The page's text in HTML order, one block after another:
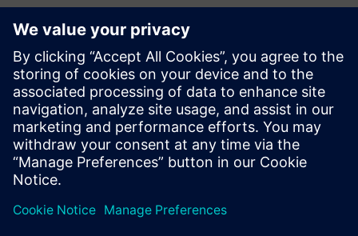
További információk
Esettanulmány: A Stryker fokozza a helyszíni biztonságot
Esettanulmány: Látogatókezelési megoldás a Google
számára
Feltételek
Egyik sem